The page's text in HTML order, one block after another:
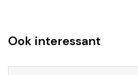
Ook interessant